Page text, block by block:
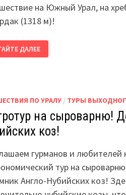
на Южный Урал, на
(1318 м)!
ДАЛЕЕ
ПО УРАЛУ/ ТУРЫ
на сыроварню!
коз!
гурманов и любителей
тур на
Англо-Нубийских коз!